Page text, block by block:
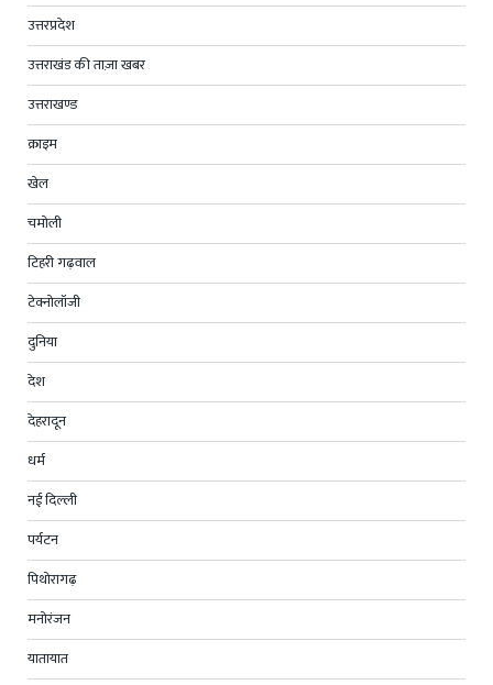
उत्तरप्रदेश
उत्तराखंड की ताज़ा खबर
उत्तराखण्ड
क्राइम
खेल
चमोली
टिहरी गढ़वाल
टेक्नोलॉजी
दुनिया
देश
देहरादून
धर्म
नई दिल्ली
पर्यटन
पिथोरागढ़
मनोरंजन
यातायात